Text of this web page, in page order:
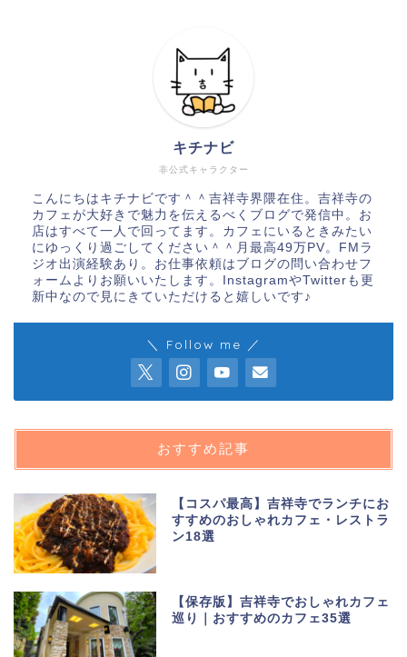
非公式キャラクター
キチナビ
こんにちはキチナビです＾＾吉祥寺界隈在住。吉祥寺の
カフェが大好きで魅力を伝えるべくブログで発信中。お
店はすべて一人で回ってます。カフェにいるときみたい
にゆっくり過ごしてください＾＾月最高49万PV。FMラ
ジオ出演経験あり。お仕事依頼はブログの問い合わせフ
ォームよりお願いいたします。InstagramやTwitterも更
新中なので見にきていただけると嬉しいです♪
＼ Follow me ／
おすすめ記事
【コスパ最高】吉祥寺でランチにお
すすめのおしゃれカフェ・レストラ
ン18選
【保存版】吉祥寺でおしゃれカフェ
巡り｜おすすめのカフェ35選